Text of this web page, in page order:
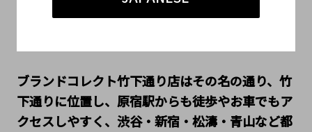
#ブランド古着買取キャンペーン
ブランドコレクト竹下通り店はその名の通り、竹
下通りに位置し、原宿駅からも徒歩やお車でもア
クセスしやすく、渋谷・新宿・松濤・青山など都